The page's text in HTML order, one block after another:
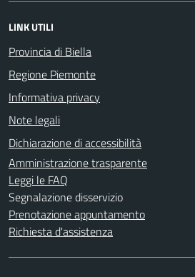
LINK UTILI
Provincia di Biella
Regione Piemonte
Informativa privacy
Note legali
Dichiarazione di accessibilità
Amministrazione trasparente
Leggi le FAQ
Segnalazione disservizio
Prenotazione appuntamento
Richiesta d'assistenza